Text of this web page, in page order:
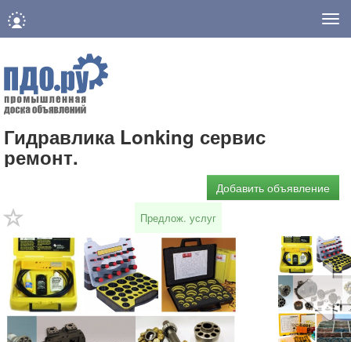
Гидравлика Lonking сервис
ремонт.
Добавить объявление
Предлож. услуг